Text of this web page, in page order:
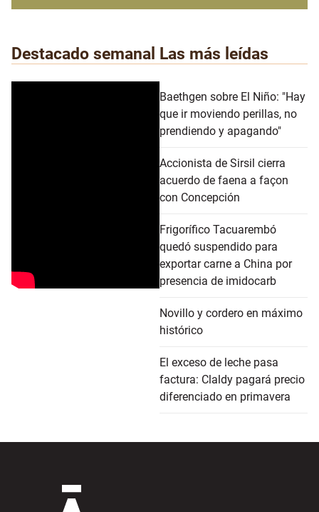
Destacado semanal Las más leídas
Baethgen sobre El Niño: "Hay
que ir moviendo perillas, no
prendiendo y apagando"
Accionista de Sirsil cierra
acuerdo de faena a façon
con Concepción
Frigorífico Tacuarembó
quedó suspendido para
exportar carne a China por
presencia de imidocarb
Novillo y cordero en máximo
histórico
El exceso de leche pasa
factura: Claldy pagará precio
diferenciado en primavera